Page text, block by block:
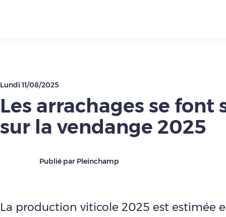
Lundi 11/08/2025
Les arrachages se font
sur la vendange 2025
Publié par Pleinchamp
La production viticole 2025 est estimée